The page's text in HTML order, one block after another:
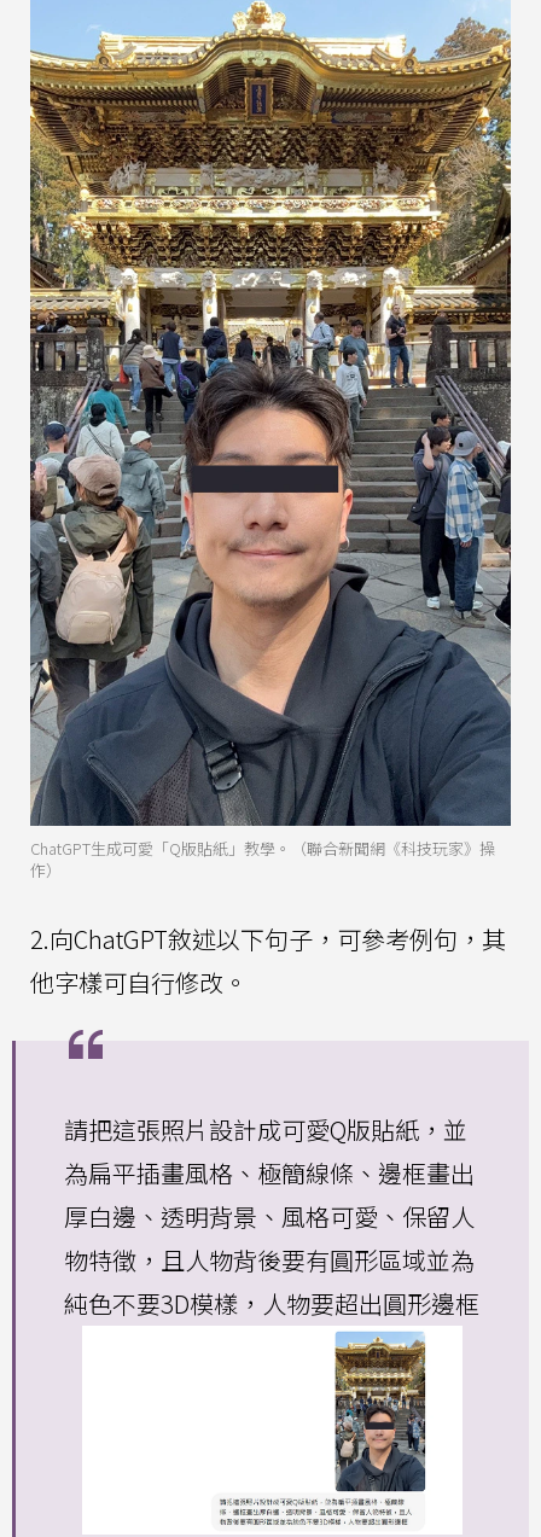
ChatGPT生成可愛「Q版貼紙」教學。（聯合新聞網《科技玩家》操
作）
2.向ChatGPT敘述以下句子，可參考例句，其
他字樣可自行修改。
請把這張照片設計成可愛Q版貼紙，並
為扁平插畫風格、極簡線條、邊框畫出
厚白邊、透明背景、風格可愛、保留人
物特徵，且人物背後要有圓形區域並為
純色不要3D模樣，人物要超出圓形邊框